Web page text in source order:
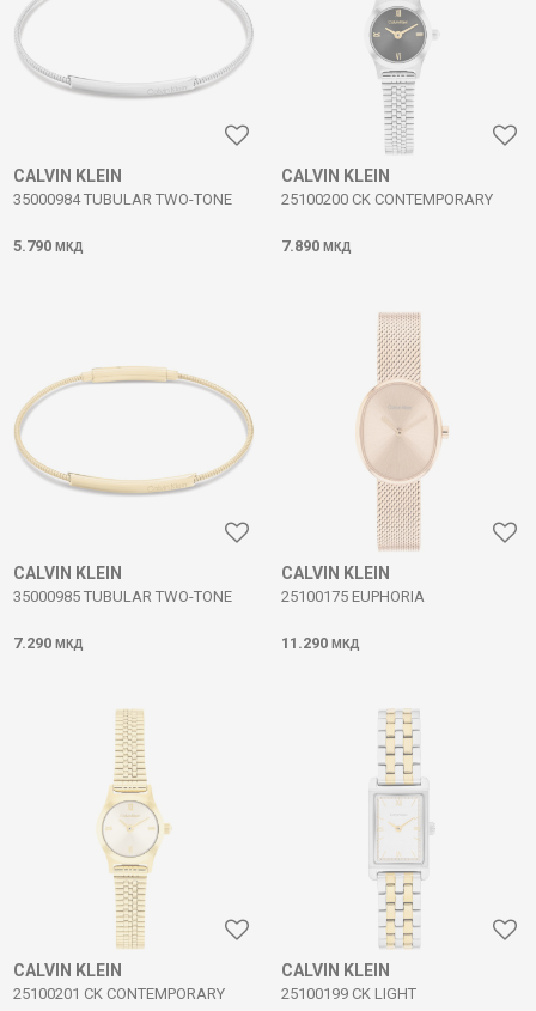
CALVIN KLEIN
35000984 TUBULAR TWO-TONE
5.790 МКД
CALVIN KLEIN
25100200 CK CONTEMPORARY
7.890 МКД
CALVIN KLEIN
35000985 TUBULAR TWO-TONE
7.290 МКД
CALVIN KLEIN
25100175 EUPHORIA
11.290 МКД
CALVIN KLEIN
25100201 CK CONTEMPORARY
CALVIN KLEIN
25100199 CK LIGHT